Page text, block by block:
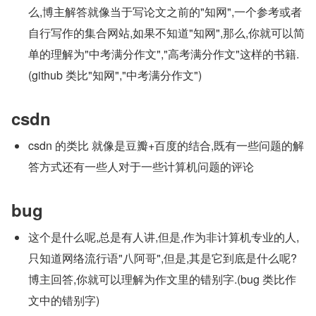
么,博主解答就像当于写论文之前的"知网",一个参考或者
自行写作的集合网站,如果不知道"知网",那么,你就可以简
单的理解为"中考满分作文","高考满分作文"这样的书籍.
(github 类比"知网","中考满分作文")
csdn
csdn 的类比 就像是豆瓣+百度的结合,既有一些问题的解
答方式还有一些人对于一些计算机问题的评论
bug
这个是什么呢,总是有人讲,但是,作为非计算机专业的人,
只知道网络流行语"八阿哥",但是,其是它到底是什么呢?
博主回答,你就可以理解为作文里的错别字.(bug 类比作
文中的错别字)